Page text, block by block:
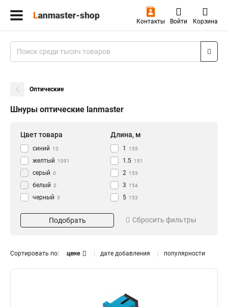
Контакты Войти Корзина
Оптические
Шнуры оптические lanmaster
Цвет товара
синий 13
желтый 1091
серый 0
белый 0
черный 5
зеленый 10
Длина, м
1 155
1.5 151
2 153
3 154
5 153
10 151
30
100
Duplex 1196 Оптический аудио-кабель
Подобрать Сбросить фильтры
Сортировать по: цене дате добавления популярности